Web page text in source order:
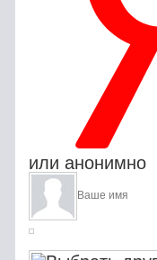
или анонимно